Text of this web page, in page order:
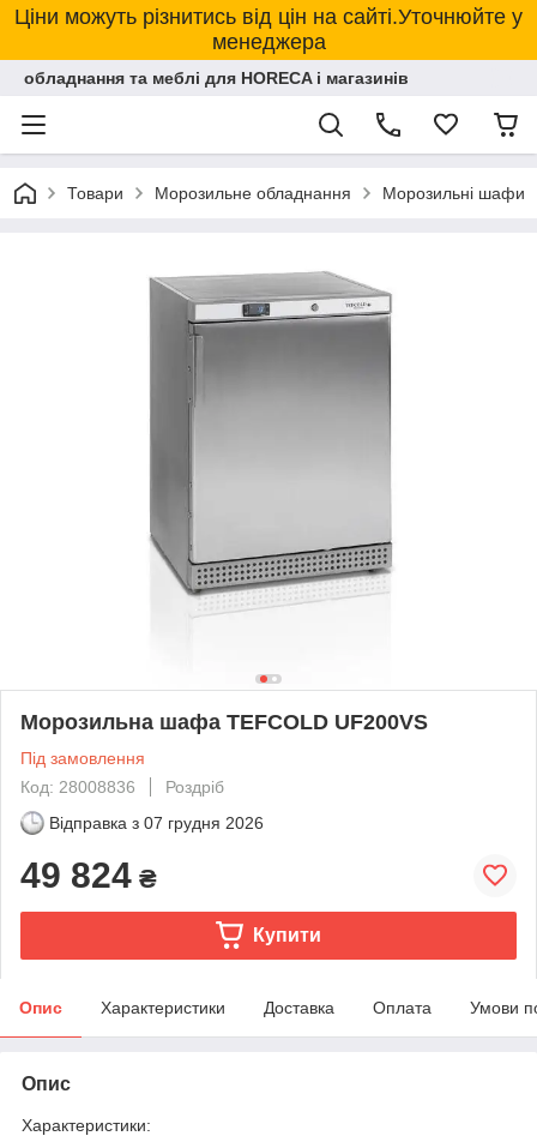
Ціни можуть різнитись від цін на сайті.Уточнюйте у
менеджера
обладнання та меблі для HORECA і магазинів
Товари Морозильне обладнання Морозильні шафи
Морозильна шафа TEFCOLD UF200VS
Під замовлення
Код: 28008836
Роздріб
Відправка з 07 грудня 2026
49 824 ₴
Купити
Опис Характеристики Доставка Оплата Умови
Опис
Характеристики: